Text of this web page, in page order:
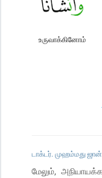
உருவாக்கினோம்
டாக்டர். முஹம்மது
மேலும்,